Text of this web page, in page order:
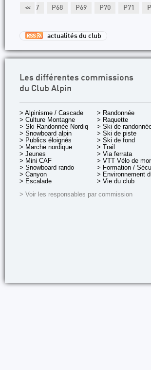
<<P67 P68 P69 P70 P71
actualités du club
Les différentes commissions
du Club Alpin
> Alpinisme / Cascade
> Culture Montagne
> Ski Randonnée Nordique
> Snowboard alpin
> Publics éloignés
> Marche nordique
> Jeunes
> Mini CAF
> Snowboard rando
> Canyon
> Escalade
> Randonnée
> Raquette
> Ski de
> Ski de piste
> Ski de fond
> Trail
> Via ferrata
> VTT Vélo de
> Formation /
> Environnement
> Vie du club
> Voir les responsables par commission